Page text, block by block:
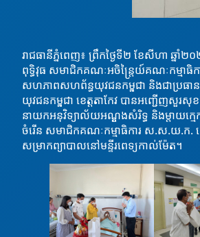
រាជធានីភ្នំពេញ៖ ព្រឹកថ្ងៃទី២ ខែសីហា ឆ្នាំ
ពុទ្ធិវុធ​ សមាជិកគណៈអចិន្ត្រៃយ៍គណៈកម្មាធិ
សហភាពសហព័ន្ធយុវជនកម្ពុជា និងជាប្រធ
យុវជនកម្ពុជា ខេត្តតាកែវ បានអញ្ជើញសួ
នាយកអនុវិទ្យាល័យអណ្តូងសំរិទ្ធ និងម្តាយក្
ចំរើន សមាជិកគណៈកម្មាធិការ ស.ស.យ.ក. ខ
សម្រាកព្យាបាលនៅមន្ទីរពេទ្យកាល់ម៉ែត។